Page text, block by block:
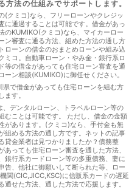
住宅購入
使用者責任
情報 借地借家法
借地権
った
借金あってもローンに通
法
借金あってもローン審査
に通る方法
借金あっても住
宅ローンに通る方法
借金あ
借金あっても住宅ローン審査に通
借金あっても審査に通る方
っても通る方法
借金があっ
もローンに通る方法
があってもローン審査に通る方
通る
借金があっても住宅ロ
住宅ローンを組む
借金があ
借金があっても住宅ローン審査に
ーン審査に通る方法
借金が
ることは可能
借金があっても
査に通る
借金があっても審査
借金があっても通る
借
ってローンに通る
借金があ
法の仕組みでサポートします。
(クミコ)なら、フリーローンやクレジッ
に通過することは可能です。借金があっ
のKUMIKO(クミコ)なら、マイカーロー
ン審査に通る方法、組めた方法の通し方
ローンの借金のおまとめローンや組み込
ミコ。自動車ローン・やみ金・銀行系ロ
等の借金があっても住宅ローン審査を通
ン相談(KUMIKO)に御任せください。
で借金があっても住宅ローンを組む方
す。
デンタルローン、トラベルローン等の
むことは可能です。 ただし、借金の金額
があります。(クミコ)なら、手付金も無
組める方法の通し方です。ネットの記事
貸金業者は見つかりましたか？債務整
っても住宅ローン審査を通した方法、
銀行系カードローン等の多重債務、妻に
告、他社に御願いして断られた等、ロー
関(CIC,JICC,KSC)に信販系カードの遅延
せた方法、通した方法で応援します。